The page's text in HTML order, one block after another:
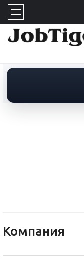
Компания